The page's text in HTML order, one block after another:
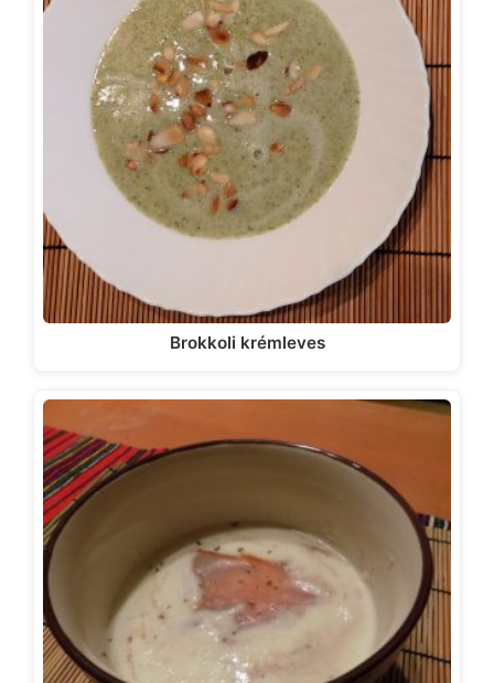
Brokkoli krémleves